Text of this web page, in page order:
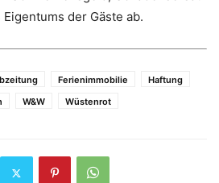
der Gäste ab.
Ferienimmobilie
Haftung
W&W Wüstenrot